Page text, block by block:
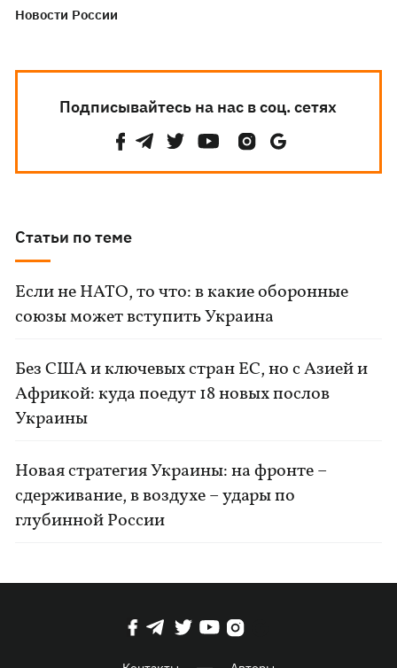
Новости России
Подписывайтесь на нас в соц. сетях
Статьи по теме
Если не НАТО, то что: в какие оборонные
союзы может вступить Украина
Без США и ключевых стран ЕС, но с Азией и
Африкой: куда поедут 18 новых послов
Украины
Новая стратегия Украины: на фронте –
сдерживание, в воздухе – удары по
глубинной России